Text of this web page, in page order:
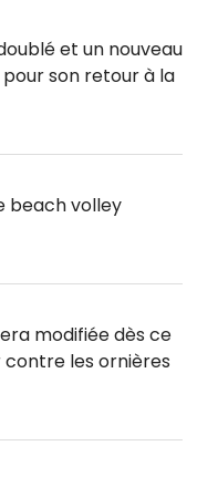
et un nouveau
son retour à la
beach volley
modifiée dès ce
les ornières